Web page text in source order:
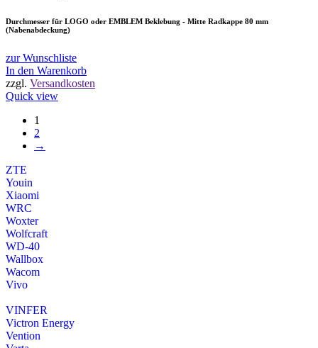
Durchmesser für LOGO oder EMBLEM Beklebung - Mitte Radkappe 80 mm
(Nabenabdeckung)
zur Wunschliste
In den Warenkorb
zzgl. Versandkosten
Quick view
1
2
→
ZTE
Youin
Xiaomi
WRC
Woxter
Wolfcraft
WD-40
Wallbox
Wacom
Vivo
VINFER
Victron Energy
Vention